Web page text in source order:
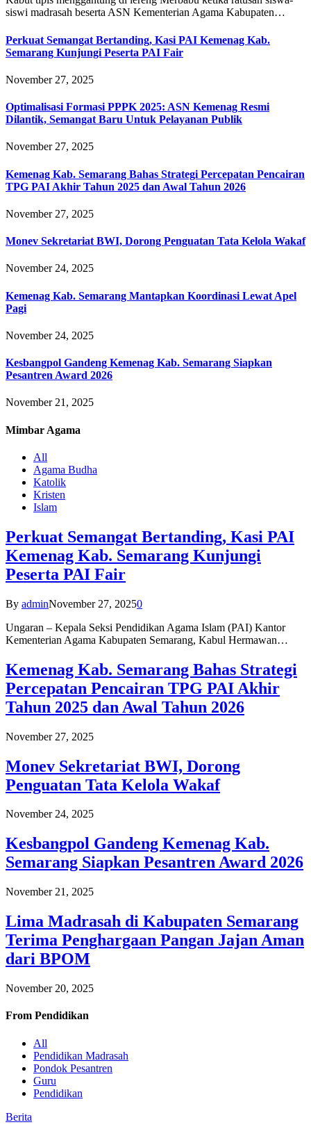
siswi madrasah beserta ASN Kementerian Agama Kabupaten…
Perkuat Semangat Bertanding, Kasi PAI Kemenag Kab.
Semarang Kunjungi Peserta PAI Fair
November 27, 2025
Optimalisasi Formasi PPPK 2025: ASN Kemenag Resmi
Dilantik, Semangat Baru Untuk Pelayanan Publik
November 27, 2025
Kemenag Kab. Semarang Bahas Strategi Percepatan Pencairan
TPG PAI Akhir Tahun 2025 dan Awal Tahun 2026
November 27, 2025
Monev Sekretariat BWI, Dorong Penguatan Tata Kelola Wakaf
November 24, 2025
Kemenag Kab. Semarang Mantapkan Koordinasi Lewat Apel
Pagi
November 24, 2025
Kesbangpol Gandeng Kemenag Kab. Semarang Siapkan
Pesantren Award 2026
November 21, 2025
Mimbar Agama
All
Agama Budha
Katolik
Kristen
Islam
Perkuat Semangat Bertanding, Kasi PAI
Kemenag Kab. Semarang Kunjungi
Peserta PAI Fair
By adminNovember 27, 20250
Ungaran – Kepala Seksi Pendidikan Agama Islam (PAI) Kantor
Kementerian Agama Kabupaten Semarang, Kabul Hermawan…
Kemenag Kab. Semarang Bahas Strategi
Percepatan Pencairan TPG PAI Akhir
Tahun 2025 dan Awal Tahun 2026
November 27, 2025
Monev Sekretariat BWI, Dorong
Penguatan Tata Kelola Wakaf
November 24, 2025
Kesbangpol Gandeng Kemenag Kab.
Semarang Siapkan Pesantren Award 2026
November 21, 2025
Lima Madrasah di Kabupaten Semarang
Terima Penghargaan Pangan Jajan Aman
dari BPOM
November 20, 2025
From Pendidikan
All
Pendidikan Madrasah
Pondok Pesantren
Guru
Pendidikan
Berita